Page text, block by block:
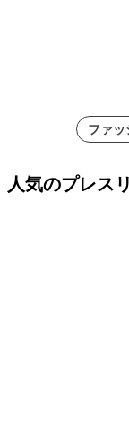
ファッ
人気のプレス